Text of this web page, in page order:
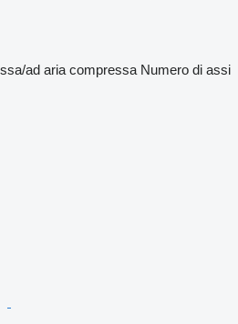
ad aria compressa Numero di assi